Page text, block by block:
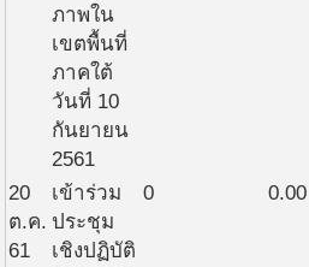
ภาพใน
เขตพื้นที่
ภาคใต้
วันที่ 10
กันยายน
2561
20
ต.ค.
61
เข้าร่วม
ประชุม
เชิงปฏิบัติ
0 0.00